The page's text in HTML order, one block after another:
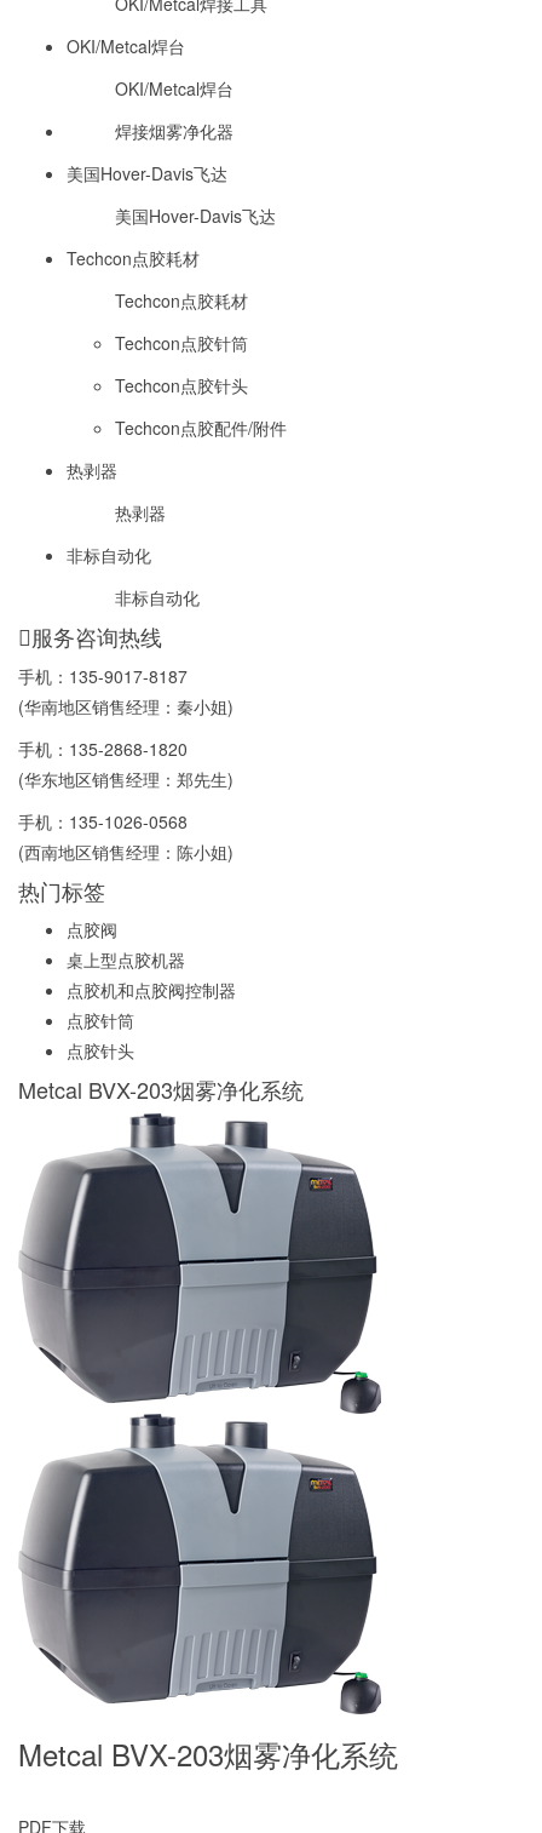
OKI/Metcal焊台
OKI/Metcal焊台
焊接烟雾净化器
美国Hover-Davis飞达
美国Hover-Davis飞达
Techcon点胶耗材
Techcon点胶耗材
Techcon点胶针筒
Techcon点胶针头
Techcon点胶配件/附件
热剥器
热剥器
非标自动化
非标自动化
服务咨询热线
手机： 135-9017-8187
(华南地区销售经理：秦小姐)
手机： 135-2868-1820
(华东地区销售经理：郑先生)
手机： 135-1026-0568
(西南地区销售经理：陈小姐)
热门标签
点胶阀
桌上型点胶机器
点胶机和点胶阀控制器
点胶针筒
点胶针头
Metcal BVX-203烟雾净化系统
Metcal BVX-203烟雾净化系统
PDF下载